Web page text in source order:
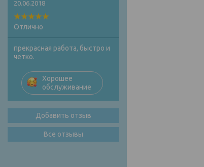
20.06.2018
Отлично
прекрасная работа, быстро и
четко.
Хорошее
обслуживание
Добавить отзыв
Все отзывы